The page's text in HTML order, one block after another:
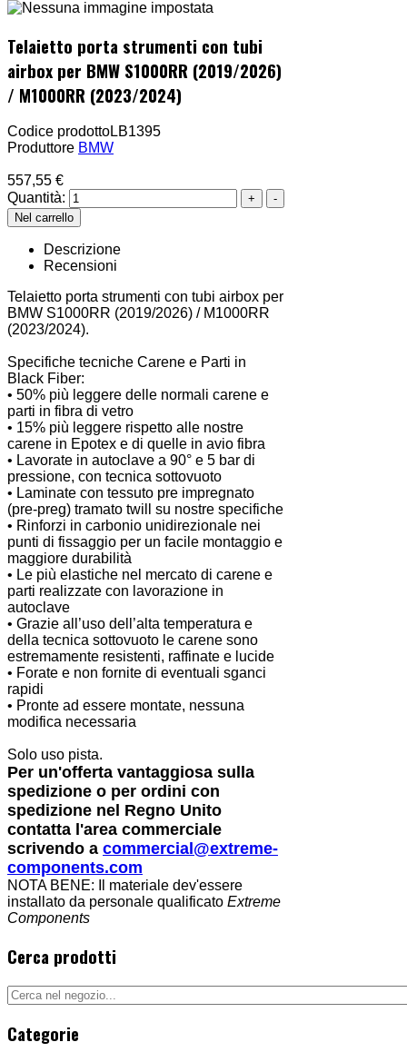
Telaietto porta strumenti con tubi
airbox per BMW S1000RR (2019/2026)
/ M1000RR (2023/2024)
Codice prodottoLB1395
Produttore BMW
557,55 €
Quantità:
Descrizione
Recensioni
Telaietto porta strumenti con tubi airbox per
BMW S1000RR (2019/2026) / M1000RR
(2023/2024).
Specifiche tecniche Carene e Parti in
Black Fiber:
• 50% più leggere delle normali carene e
parti in fibra di vetro
• 15% più leggere rispetto alle nostre
carene in Epotex e di quelle in avio fibra
• Lavorate in autoclave a 90° e 5 bar di
pressione, con tecnica sottovuoto
• Laminate con tessuto pre impregnato
(pre-preg) tramato twill su nostre specifiche
• Rinforzi in carbonio unidirezionale nei
punti di fissaggio per un facile montaggio e
maggiore durabilità
• Le più elastiche nel mercato di carene e
parti realizzate con lavorazione in
autoclave
• Grazie all’uso dell’alta temperatura e
della tecnica sottovuoto le carene sono
estremamente resistenti, raffinate e lucide
• Forate e non fornite di eventuali sganci
rapidi
• Pronte ad essere montate, nessuna
modifica necessaria
Solo uso pista.
Per un'offerta vantaggiosa sulla
spedizione o per ordini con
spedizione nel Regno Unito
contatta l'area commerciale
scrivendo a commercial@extreme-
components.com
NOTA BENE: Il materiale dev'essere
installato da personale qualificato Extreme
Components
Cerca prodotti
Categorie